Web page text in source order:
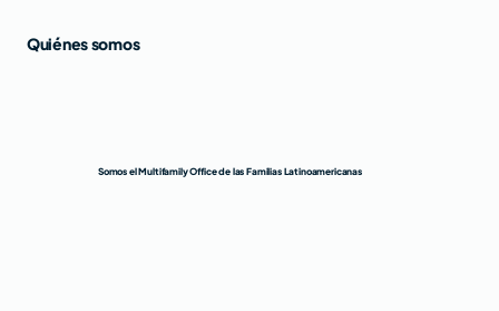
Quiénes somos
Somos el Multifamily Office de las Familias Latinoamericanas